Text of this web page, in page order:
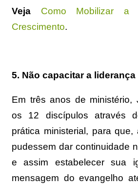
Veja
Como Mobilizar
Crescimento.
5. Não capacitar a liderança
Em três anos de ministério,
os 12 discípulos através
prática ministerial, para que,
pudessem dar continuidade
e assim estabelecer sua
mensagem do evangelho